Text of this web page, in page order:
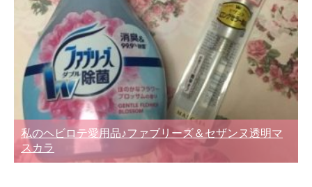
私のヘビロテ愛用品♪ファブリーズ＆セザンヌ透明マ
スカラ